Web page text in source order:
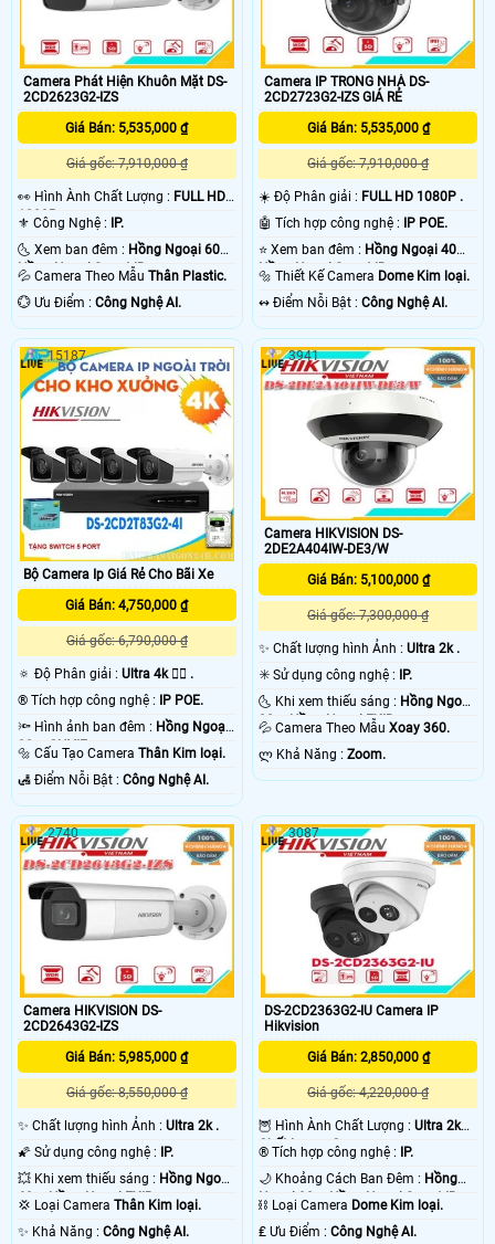
Camera Phát Hiện Khuôn Mặt DS-
2CD2623G2-IZS
Giá Bán: 5,535,000 ₫
Giá gốc: 7,910,000 ₫
️👀 Hình Ành Chất Lượng : FULL HD
1080P .
⚜️ Công Nghệ :
IP.
🌜 Xem ban đêm : Hồng Ngoại 60m
Hồng Ngoại Smart IR.
💦 Camera Theo Mẫu Thân Plastic.
️💮 Ưu Điểm : Công Nghệ AI.
Camera IP TRONG NHÀ DS-
2CD2723G2-IZS GIÁ RẺ
Giá Bán: 5,535,000 ₫
Giá gốc: 7,910,000 ₫
☀️ Độ Phân giải : FULL HD 1080P .
🤖️ Tích hợp công nghệ :
IP POE.
⭐ Xem ban đêm : Hồng Ngoại 40m
Hồng Ngoại Smart IR.
🔩 Thiết Kế Camera Dome Kim loại.
️↭ Điểm Nỗi Bật :Công Nghệ AI.
Bộ Camera Ip Giá Rẻ Cho Bãi Xe
Giá Bán: 4,750,000 ₫
Giá gốc: 6,790,000 ₫
🔅 Độ Phân giải : Ultra 4k 👍🏾 .
®️ Tích hợp công nghệ : IP POE.
🔦 Hình ảnh ban đêm : Hồng Ngoại
80m ONVIF.
🔩 Cấu Tạo Camera Thân Kim loại.
️🛃 Điểm Nỗi Bật : Công Nghệ AI.
15187
Camera HIKVISION DS-
2DE2A404IW-DE3/W
Giá Bán: 5,100,000 ₫
Giá gốc: 7,300,000 ₫
✨ Chất lượng hình Ảnh :Ultra 2k .
✳️ Sử dụng công nghệ :
IP.
🌜 Khi xem thiếu sáng : Hồng Ngoại
20m Hồng Ngoại EXIR.
💦 Camera Theo MẫuXoay 360.
️ლ Khả Năng :Zoom.
3941
Camera HIKVISION DS-
2CD2643G2-IZS
Giá Bán: 5,985,000 ₫
Giá gốc: 8,550,000 ₫
✨ Chất lượng hình Ảnh : Ultra 2k .
🌠 Sử dụng công nghệ : IP.
💥 Khi xem thiếu sáng : Hồng Ngoại
60m Hồng Ngoại EXIR.
💢 Loại Camera Thân Kim loại.
️✨ Khả Năng : Công Nghệ AI.
2740
DS-2CD2363G2-IU Camera IP
Hikvision
Giá Bán: 2,850,000 ₫
Giá gốc: 4,220,000 ₫
🦉 Hình Ành Chất Lượng :Ultra 2k
Chất Lượng Cao .
®️ Tích hợp công nghệ : IP.
🌙 Khoảng Cách Ban Đêm : Hồng
Ngoại 30m Hồng Ngoại Smart IR.
⛓ Loại Camera Dome Kim loại.
️₤ Ưu Điểm :Công Nghệ AI.
3087